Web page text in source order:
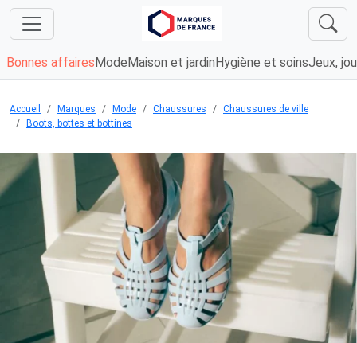
Bonnes affaires Mode Maison et jardin Hygiène et soinsJeux,
Accueil Marques Mode Chaussures
Chaussures de ville
Boots, bottes et bottines
Chargement...